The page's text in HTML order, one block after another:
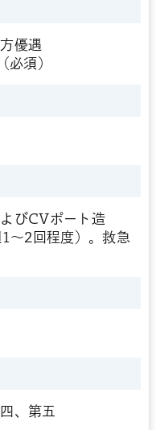
優遇
須）
びCVポート造
〜2回程度）。救急
、第五